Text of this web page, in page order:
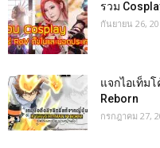
รวม
กันยายน 26,
แจกไอเท็ม
Reborn
กรกฎาคม 27,